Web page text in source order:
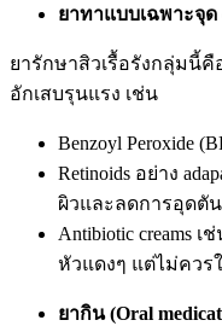
ยาทาแบบเฉพาะจุด
ยารักษาสิวเรื้อรังกลุ่มนี้คื
อักเสบรุนแรง เช่น
Benzoyl Peroxide
Retinoids อย่าง
ผิวและลดการอุดตัน
Antibiotic creams
หัวแดงๆ แต่ไม่ควร
ยากิน (Oral